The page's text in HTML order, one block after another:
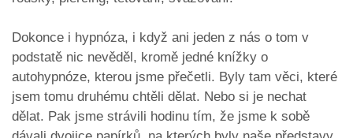
Dokonce i hypnóza, i když ani jeden z nás o tom v
podstatě nic nevěděl, kromě jedné knížky o
autohypnóze, kterou jsme přečetli. Byly tam věci, které
jsem tomu druhému chtěli dělat. Nebo si je nechat
dělat. Pak jsme strávili hodinu tím, že jsme k sobě